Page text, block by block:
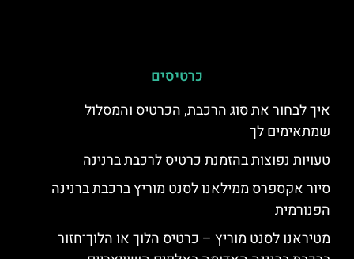
כרטיסים
איך לבחור את סוג הרכבת, הכרטיס והמסלול
שמתאימים לך
טעויות נפוצות בהזמנת כרטיס לרכבת ברנינה
סיור אקספרס ממילאנו לסנט מוריץ ברכבת ברנינה
הפנורמית
מטיראנו לסנט מוריץ – כרטיס הלוך או הלוך־חזור